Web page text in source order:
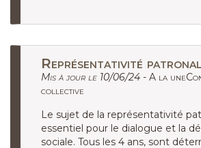
Représentativité
Mis à jour le 10/06/24 - A la
collective
Le sujet de la représentativité
essentiel pour le dialogue et la
sociale. Tous les 4 ans, sont